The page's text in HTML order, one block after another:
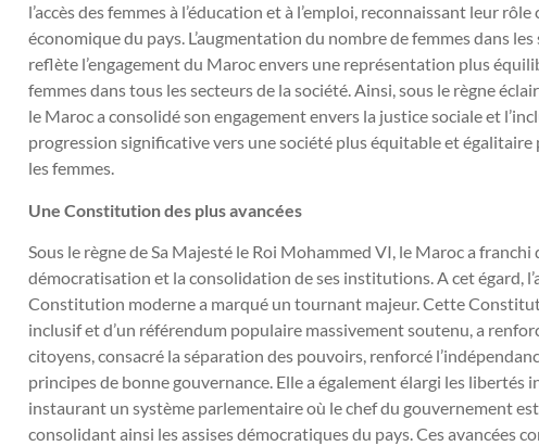
l’accès des femmes à l’éducation et à l’emploi, reconnaissant leur
économique du pays. L’augmentation du nombre de femmes dans
reflète l’engagement du Maroc envers une représentation plus
femmes dans tous les secteurs de la société. Ainsi, sous le règne
le Maroc a consolidé son engagement envers la justice sociale et
progression significative vers une société plus équitable et
les femmes.
Une Constitution des plus avancées
Sous le règne de Sa Majesté le Roi Mohammed VI, le Maroc a
démocratisation et la consolidation de ses institutions. A cet égard,
Constitution moderne a marqué un tournant majeur. Cette
inclusif et d’un référendum populaire massivement soutenu, a
citoyens, consacré la séparation des pouvoirs, renforcé
principes de bonne gouvernance. Elle a également élargi les libertés
instaurant un système parlementaire où le chef du gouvernement
consolidant ainsi les assises démocratiques du pays. Ces avancées